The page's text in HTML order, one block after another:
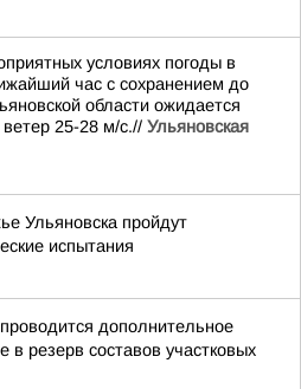
условиях погоды в
час с сохранением до
области ожидается
25-28 м/с.// Ульяновская
Ульяновска пройдут
испытания
дополнительное
в резерв составов участковых